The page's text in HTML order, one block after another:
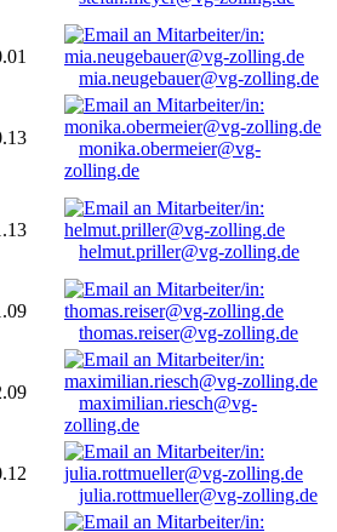
mia.neugebauer@vg-zolling.de
monika.obermeier@vg-
zolling.de
helmut.priller@vg-zolling.de
thomas.reiser@vg-zolling.de
maximilian.riesch@vg-
zolling.de
julia.rottmueller@vg-zolling.de